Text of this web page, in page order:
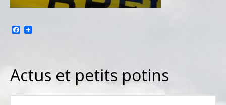
Facebook
Actus et petits potins